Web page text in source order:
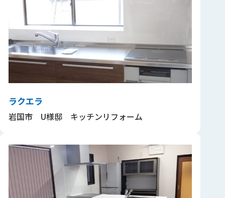
ラクエラ
岩国市 U様邸 キッチンリフォーム